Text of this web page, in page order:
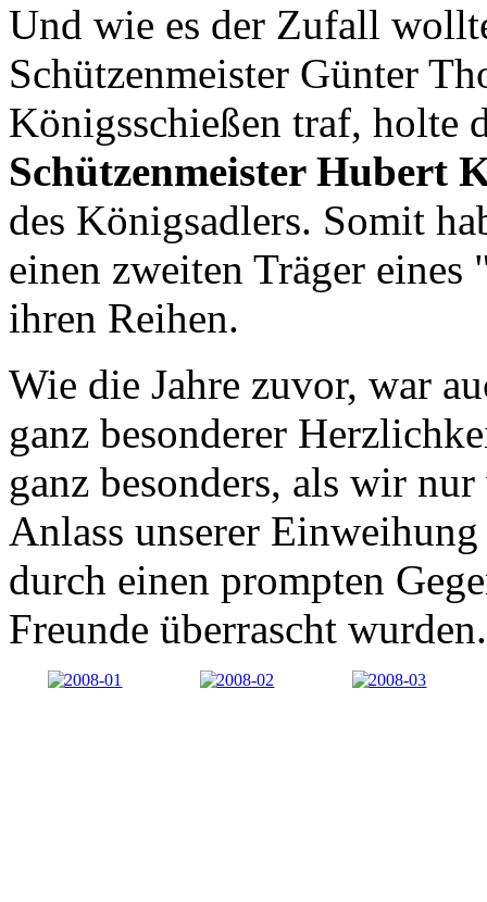
Und wie es der Zufall
Schützenmeister Günter
Königsschießen traf, holte
Schützenmeister Hubert
des Königsadlers. Somit
einen zweiten Träger
ihren Reihen.
Wie die Jahre zuvor, war
ganz besonderer
ganz besonders, als wir
Anlass unserer
durch einen prompten
Freunde überrascht wurden.